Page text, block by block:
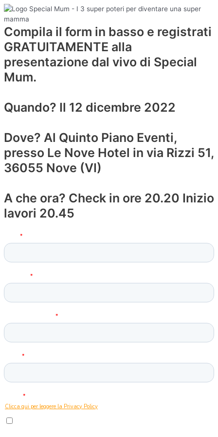
Compila il form in basso e registrati
GRATUITAMENTE alla
presentazione dal vivo di Special
Mum.
Quando? Il 12 dicembre 2022
Dove? Al Quinto Piano Eventi,
presso Le Nove Hotel in via Rizzi 51,
36055 Nove (VI)
A che ora? Check in ore 20.20 Inizio
lavori 20.45